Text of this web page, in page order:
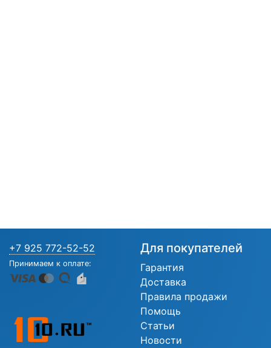
+7 925 772-52-52
Принимаем к оплате:
Для покупателей
Гарантия
Доставка
Правила продажи
Помощь
Статьи
Новости